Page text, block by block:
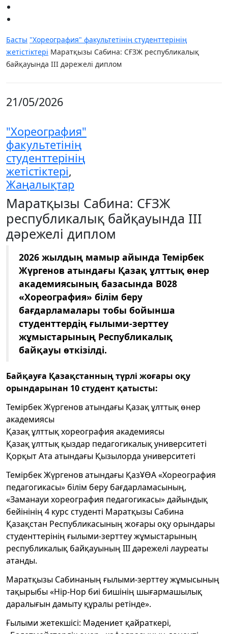
Басты "Хореография" факультетінің студенттерінің
жетістіктері Маратқызы Сабина: СҒЗЖ республикалық
байқауында III дәрежелі диплом
21/05/2026
"Хореография"
факультетінің
студенттерінің
жетістіктері,
Жаңалықтар
Маратқызы Сабина: СҒЗЖ
республикалық байқауында III
дәрежелі диплом
2026 жылдың мамыр айында Темірбек
Жүргенов атындағы Қазақ ұлттық өнер
академиясының базасында В028
«Хореография» білім беру
бағдарламалары тобы бойынша
студенттердің ғылыми-зерттеу
жұмыстарының Республикалық
байқауы өткізілді.
Байқауға Қазақстанның түрлі жоғары оқу
орындарынан 10 студент қатысты:
Темірбек Жүргенов атындағы Қазақ ұлттық өнер
академиясы
Қазақ ұлттық хореография академиясы
Қазақ ұлттық қыздар педагогикалық университеті
Қорқыт Ата атындағы Қызылорда университеті
Темірбек Жүргенов атындағы ҚазҰӨА «Хореография
педагогикасы» білім беру бағдарламасының,
«Заманауи хореография педагогикасы» дайындық
бейінінің 4 курс студенті Маратқызы Сабина
Қазақстан Республикасының жоғары оқу орындары
студенттерінің ғылыми-зерттеу жұмыстарының
республикалық байқауының III дәрежелі лауреаты
атанды.
Маратқызы Сабинаның ғылыми-зерттеу жұмысының
тақырыбы «Hip-Hop биі бишінің шығармашылық
даралығын дамыту құралы ретінде».
Ғылыми жетекшісі: Мәдениет қайраткері,